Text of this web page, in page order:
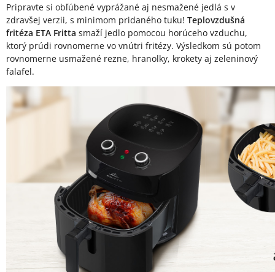
Popis produktu
Pripravte si obľúbené vyprážané aj nesmažené jedlá s v
zdravšej verzii, s minimom pridaného tuku! Teplovzdušná
fritéza ETA Fritta smaží jedlo pomocou horúceho vzduchu,
ktorý prúdi rovnomerne vo vnútri fritézy. Výsledkom sú potom
rovnomerne usmažené rezne, hranolky, krokety aj zeleninový
falafel.